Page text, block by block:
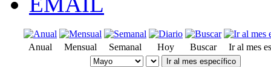
Anual Mensual Semanal Hoy Buscar Ir al mes
Ir al mes específico